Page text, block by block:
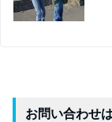
お問い合わせ